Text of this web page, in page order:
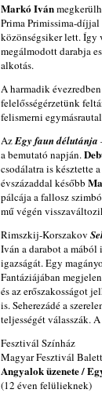
Markó Iván
Prima Primissima-
közönségsiker lett. Így
megálmodott darabja
alkotás.
A harmadik
felelősségérzetünk
felismerni
AzEgy faun délutánja
a bemutató napján.
csodálatra is késztette
évszázaddal később
pálcája a fallosz
mű végén
Rimszkij-Korszakov
Iván a darabot a
igazságát. Egy
Fantáziájában
és az erőszakosságot
is. Seherezádé a
teljességét válasszák.
Fesztivál Színház
Magyar Fesztivál Balett
Angyalok üzenete /
(12 éven felülieknek)